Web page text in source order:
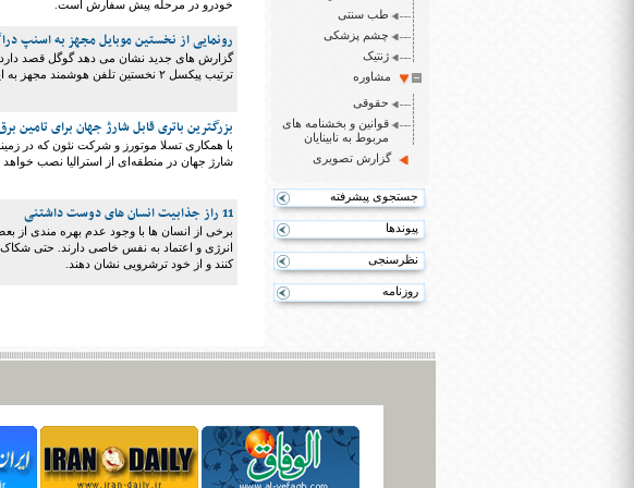
طب سنتی
چشم پزشکی
ژنتیک
مشاوره
حقوقی
قوانین و بخشنامه های
مربوط به نابینایان
گزارش تصویری
جستجوی پیشرفته
پیوندها
نظرسنجی
روزنامه
خودرو در مرحله پیش سفارش است.
رونمایی از نخستین موبایل مجهز به اسنپ
ترتیب پیکسل ۲ نخستین تلفن هوشمند مجهز به این نوع تراشه خواهد بود.
بزرگترین باتری قابل شارژ جهان برای تامین برق ۳۰ هزار
شارژ جهان در منطقه‌ای از استرالیا نصب خواهد شد. این باتری
11 راز جذابیت انسان های دوست داشتنی
برخی از انسان ها با وجود عدم بهره مندی از
انرژی و اعتماد به نفس خاصی دارند. حتی
کنند و از خود ترشرویی نشان دهند.